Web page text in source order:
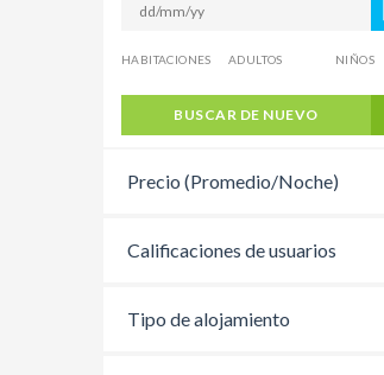
HABITACIONES ADULTOS NIÑOS
BUSCAR DE NUEVO
Precio (Promedio/Noche)
Calificaciones de usuarios
Tipo de alojamiento